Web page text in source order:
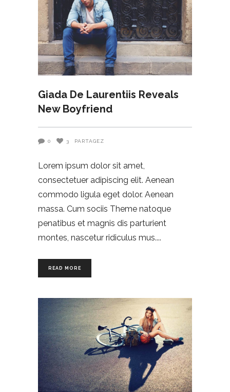
Giada De Laurentiis Reveals
New Boyfriend
0 3 PARTAGEZ
Lorem ipsum dolor sit amet,
consectetuer adipiscing elit. Aenean
commodo ligula eget dolor. Aenean
massa. Cum sociis Theme natoque
penatibus et magnis dis parturient
montes, nascetur ridiculus mus.
READ MORE